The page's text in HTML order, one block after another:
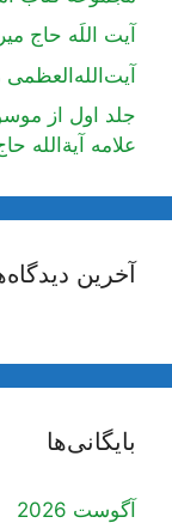
آیت اللَه حاج
جلد اول از
علامه
آخرین
بایگانی‌ها
آگوست 2026